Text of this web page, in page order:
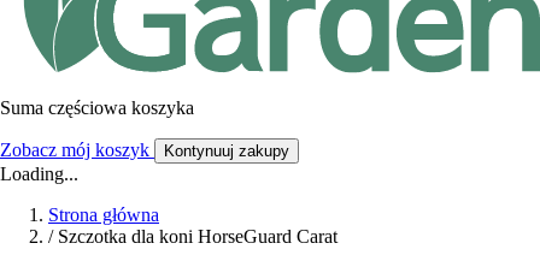
Suma częściowa koszyka
Zobacz mój koszyk Kontynuuj zakupy
Loading...
Strona główna
/ Szczotka dla koni HorseGuard Carat